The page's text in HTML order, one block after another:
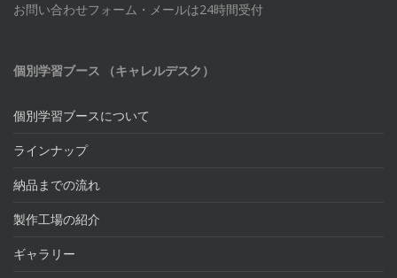
お問い合わせフォーム・メールは24時間受付
個別学習ブース （キャレルデスク）
個別学習ブースについて
ラインナップ
納品までの流れ
製作工場の紹介
ギャラリー